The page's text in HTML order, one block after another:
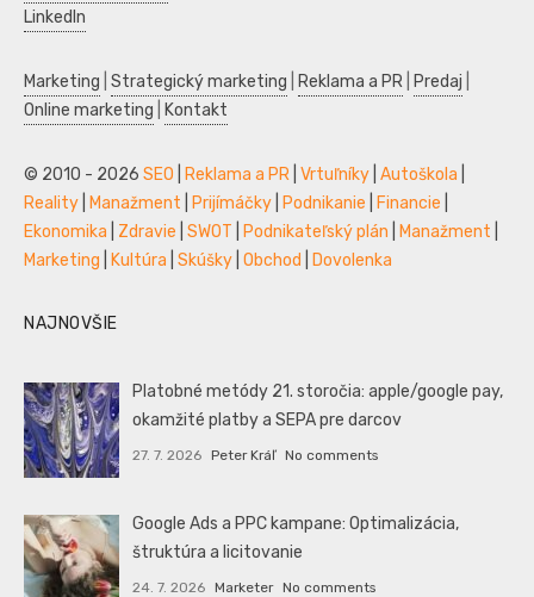
LinkedIn
Marketing Strategický marketing Reklama a PR Predaj
Online marketing
Kontakt
© 2010 - 2026 SEO Reklama a PR Vrtuľníky Autoškola
Reality
Manažment Prijímáčky Podnikanie Financie
Ekonomika
Zdravie SWOT Podnikateľský plán Manažment
Marketing
Kultúra Skúšky Obchod Dovolenka
NAJNOVŠIE
Platobné metódy 21. storočia: apple/google pay,
okamžité platby a SEPA pre darcov
27. 7. 2026 Peter Kráľ No comments
Google Ads a PPC kampane: Optimalizácia,
štruktúra a licitovanie
24. 7. 2026 Marketer No comments